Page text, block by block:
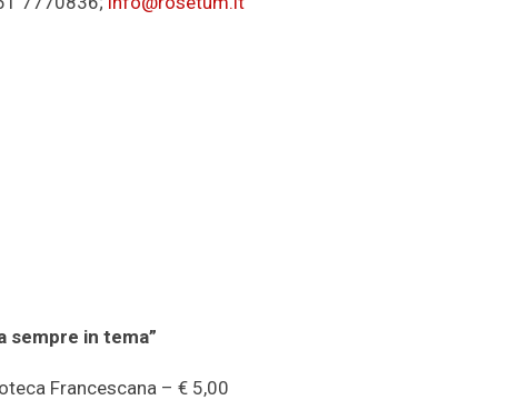
sempre in tema”
Francescana – € 5,00